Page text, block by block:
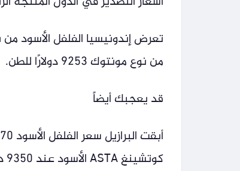
من نوع مونتوك 9253 دولارًا للطن.
قد يعجبك أيضاً